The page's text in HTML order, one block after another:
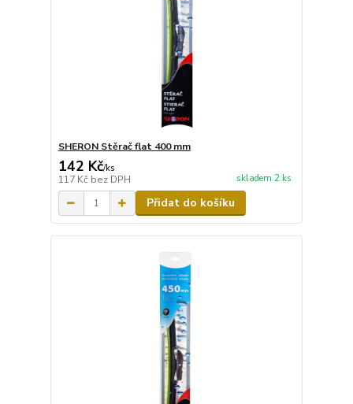
SHERON Stěrač flat 400 mm
142 Kč/ks
117 Kč bez DPH skladem 2 ks
Přidat do košíku